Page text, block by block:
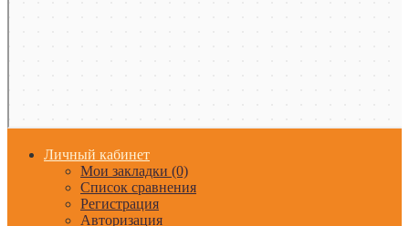
Личный кабинет
Мои закладки (0)
Список сравнения
Регистрация
Авторизация